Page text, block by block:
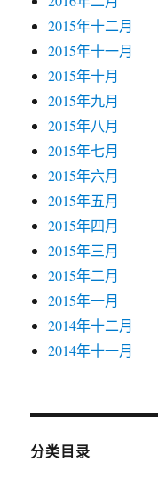
2015年十二月
2015年十一月
2015年十月
2015年九月
2015年八月
2015年七月
2015年六月
2015年五月
2015年四月
2015年三月
2015年二月
2015年一月
2014年十二月
2014年十一月
分类目录